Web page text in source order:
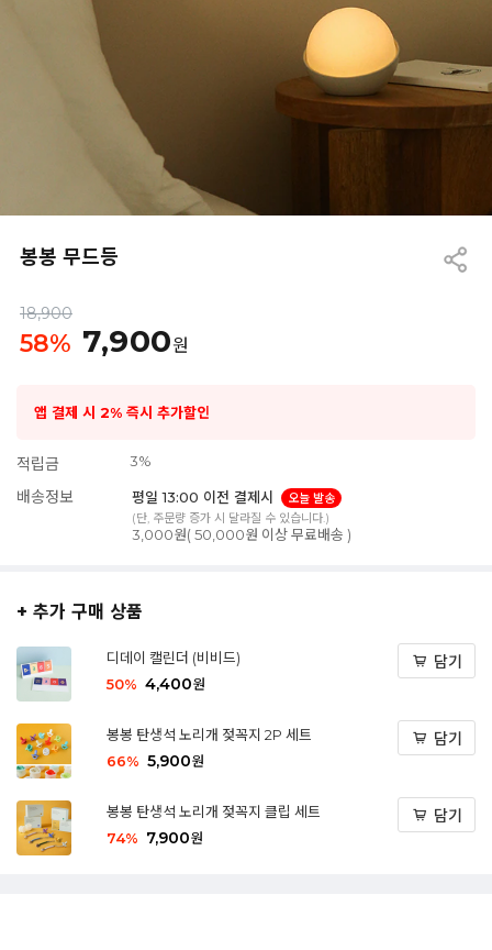
봉봉 무드등
18,900
58% 7,900원
앱 결제 시 2% 즉시 추가할인
적립금 3%
배송정보 평일 13:00 이전 결제시
오늘 발송
(단, 주문량 증가 시 달라질 수 있습니다.)
3,000원( 50,000원 이상 무료배송 )
+ 추가 구매 상품
디데이 캘린더 (비비드)
50% 4,400원
담기
봉봉 탄생석 노리개 젖꼭지 2P 세트
66% 5,900원
담기
봉봉 탄생석 노리개 젖꼭지 클립 세트
74% 7,900원
담기